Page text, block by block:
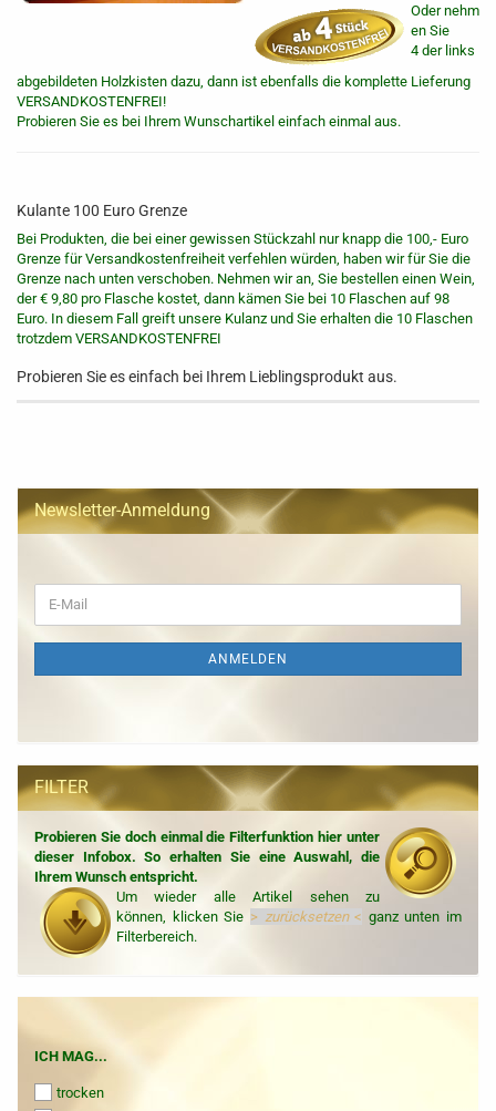
Oder nehm
en Sie
4 der links
abgebildeten Holzkisten dazu, dann ist ebenfalls die komplette Lieferung
VERSANDKOSTENFREI!
Probieren Sie es bei Ihrem Wunschartikel einfach einmal aus.
Kulante 100 Euro Grenze
Bei Produkten, die bei einer gewissen Stückzahl nur knapp die 100,- Euro
Grenze für Versandkostenfreiheit verfehlen würden, haben wir für Sie die
Grenze nach unten verschoben. Nehmen wir an, Sie bestellen einen Wein,
der € 9,80 pro Flasche kostet, dann kämen Sie bei 10 Flaschen auf 98
Euro. In diesem Fall greift unsere Kulanz und Sie erhalten die 10 Flaschen
trotzdem VERSANDKOSTENFREI
Probieren Sie es einfach bei Ihrem Lieblingsprodukt aus.
Newsletter-Anmeldung
ZUR
E-
Mail
ANMELDEN
FILTER
Probieren Sie doch einmal die Filterfunktion hier unter
dieser Infobox. So erhalten Sie eine Auswahl, die
Ihrem Wunsch entspricht.
Um wieder alle Artikel sehen zu
können, klicken Sie > zurücksetzen< ganz unten im
Filterbereich.
ICH
ICH MAG...
trocken